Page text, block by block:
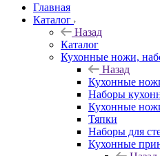
Главная
Каталог
Назад
Каталог
Кухонные ножи,
Назад
Кухонные
Наборы
Кухонные
Тяпки
Наборы для
Кухонные